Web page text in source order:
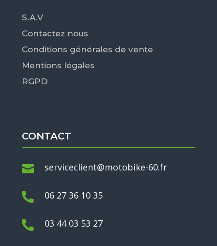
S.A.V
Contactez nous
Conditions générales de vente
Mentions légales
RGPD
CONTACT
 serviceclient@motobike-60.fr
 06 27 36 10 35
 03 44 03 53 27